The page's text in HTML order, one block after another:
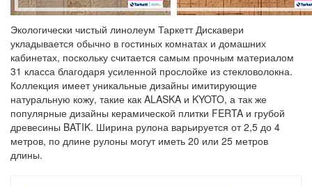
Экологически чистый линолеум Таркетт Дискавери
укладывается обычно в гостиных комнатах и домашних
кабинетах, поскольку считается самым прочным материалом
31 класса благодаря усиленной прослойке из стекловолокна.
Коллекция имеет уникальные дизайны имитирующие
натуральную кожу, такие как ALASKA и KYOTO, а так же
популярные дизайны керамической плитки FERTA и грубой
древесины BATIK. Ширина рулона варьируется от 2,5 до 4
метров, по длине рулоны могут иметь 20 или 25 метров
длины.